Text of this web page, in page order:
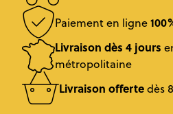
Paiement en ligne
Livraison dès 4 jours
métropolitaine
Livraison offertedès